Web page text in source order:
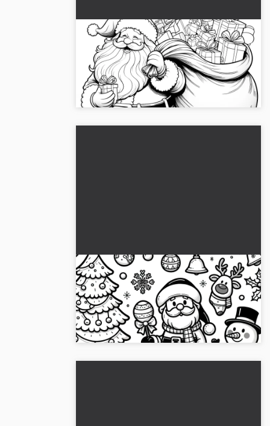
Joulupukki lahjasäkki täynnä:
Värityskuva ilmaiseksi
Löydä joulupukki lahjasäkin kanssa
värityskuvana. 🎅 Lataa nyt ilmaiseksi!...
Joulupukki, lumiukko, joulukuusi:
yksinkertainen värityskuva
Lataa ilmainen värityskuva joulupukista,
lumiukosta ja kuusipuusta!...